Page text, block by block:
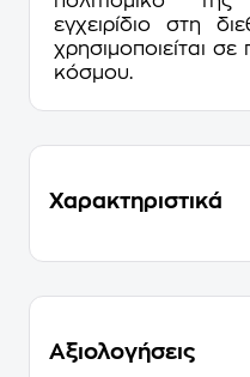
εγχειρίδιο στη
χρησιμοποιείται
κόσμου.
Χαρακτηριστικά
Αξιολογήσεις